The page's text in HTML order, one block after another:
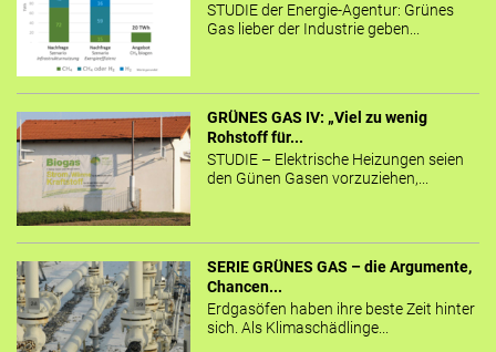
STUDIE der Energie-Agentur: Grünes
Gas lieber der Industrie geben...
GRÜNES GAS IV: „Viel zu wenig
Rohstoff für...
STUDIE – Elektrische Heizungen seien
den Günen Gasen vorzuziehen,...
SERIE GRÜNES GAS – die Argumente,
Chancen...
Erdgasöfen haben ihre beste Zeit hinter
sich. Als Klimaschädlinge...